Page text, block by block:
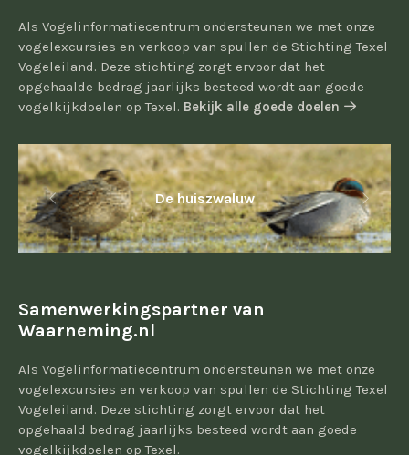
Als Vogelinformatiecentrum ondersteunen we met onze
vogelexcursies en verkoop van spullen de Stichting Texel
Vogeleiland. Deze stichting zorgt ervoor dat het
opgehaalde bedrag jaarlijks besteed wordt aan goede
vogelkijkdoelen op Texel. Bekijk alle goede doelen
De huiszwaluw
Samenwerkingspartner van
Waarneming.nl
Als Vogelinformatiecentrum ondersteunen we met onze
vogelexcursies en verkoop van spullen de Stichting Texel
Vogeleiland. Deze stichting zorgt ervoor dat het
opgehaald bedrag jaarlijks besteed wordt aan goede
vogelkijkdoelen op Texel.